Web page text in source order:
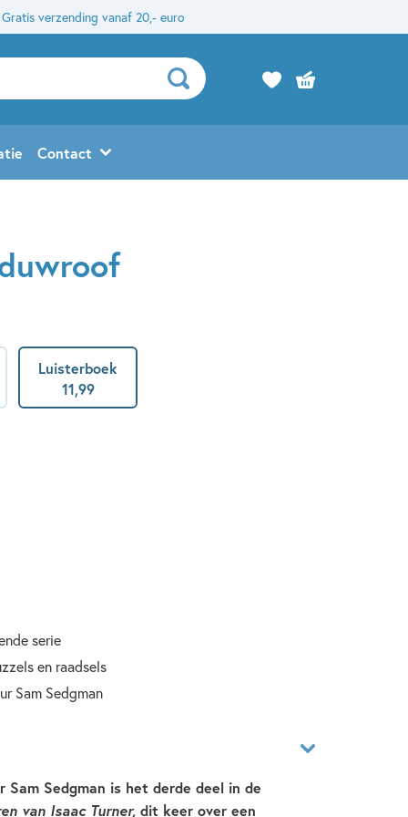
Gratis verzending vanaf 20,- euro
Contact
Luisterboek
11,99
serie
en raadsels
Sam Sedgman
Sam Sedgman is het derde deel in de
van Isaac Turner, dit keer over een